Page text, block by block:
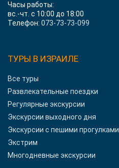
Часы работы:
вс.-чт. с 10:00 до 18:00
Телефон: 073-73-73-099
ТУРЫ В ИЗРАИЛЕ
Все туры
Развлекательные поездки
Регулярные экскурсии
Экскурсии выходного дня
Экскурсии с пешими прогулками
Экстрим
Многодневные экскурсии